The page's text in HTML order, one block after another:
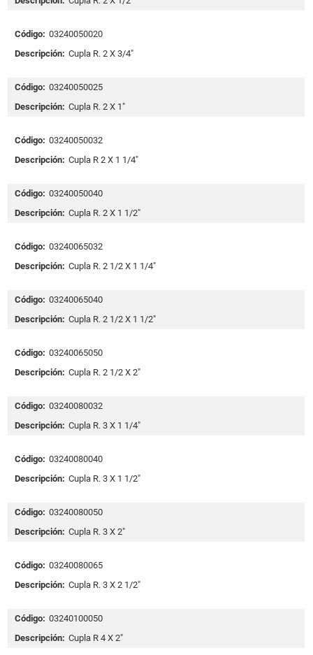
Código: 03240050020
Descripción: Cupla R. 2 X 3/4"
Código: 03240050025
Descripción: Cupla R. 2 X 1"
Código: 03240050032
Descripción: Cupla R 2 X 1 1/4"
Código: 03240050040
Descripción: Cupla R. 2 X 1 1/2"
Código: 03240065032
Descripción: Cupla R. 2 1/2 X 1 1/4"
Código: 03240065040
Descripción: Cupla R. 2 1/2 X 1 1/2"
Código: 03240065050
Descripción: Cupla R. 2 1/2 X 2"
Código: 03240080032
Descripción: Cupla R. 3 X 1 1/4"
Código: 03240080040
Descripción: Cupla R. 3 X 1 1/2"
Código: 03240080050
Descripción: Cupla R. 3 X 2"
Código: 03240080065
Descripción: Cupla R. 3 X 2 1/2"
Código: 03240100050
Descripción: Cupla R 4 X 2"